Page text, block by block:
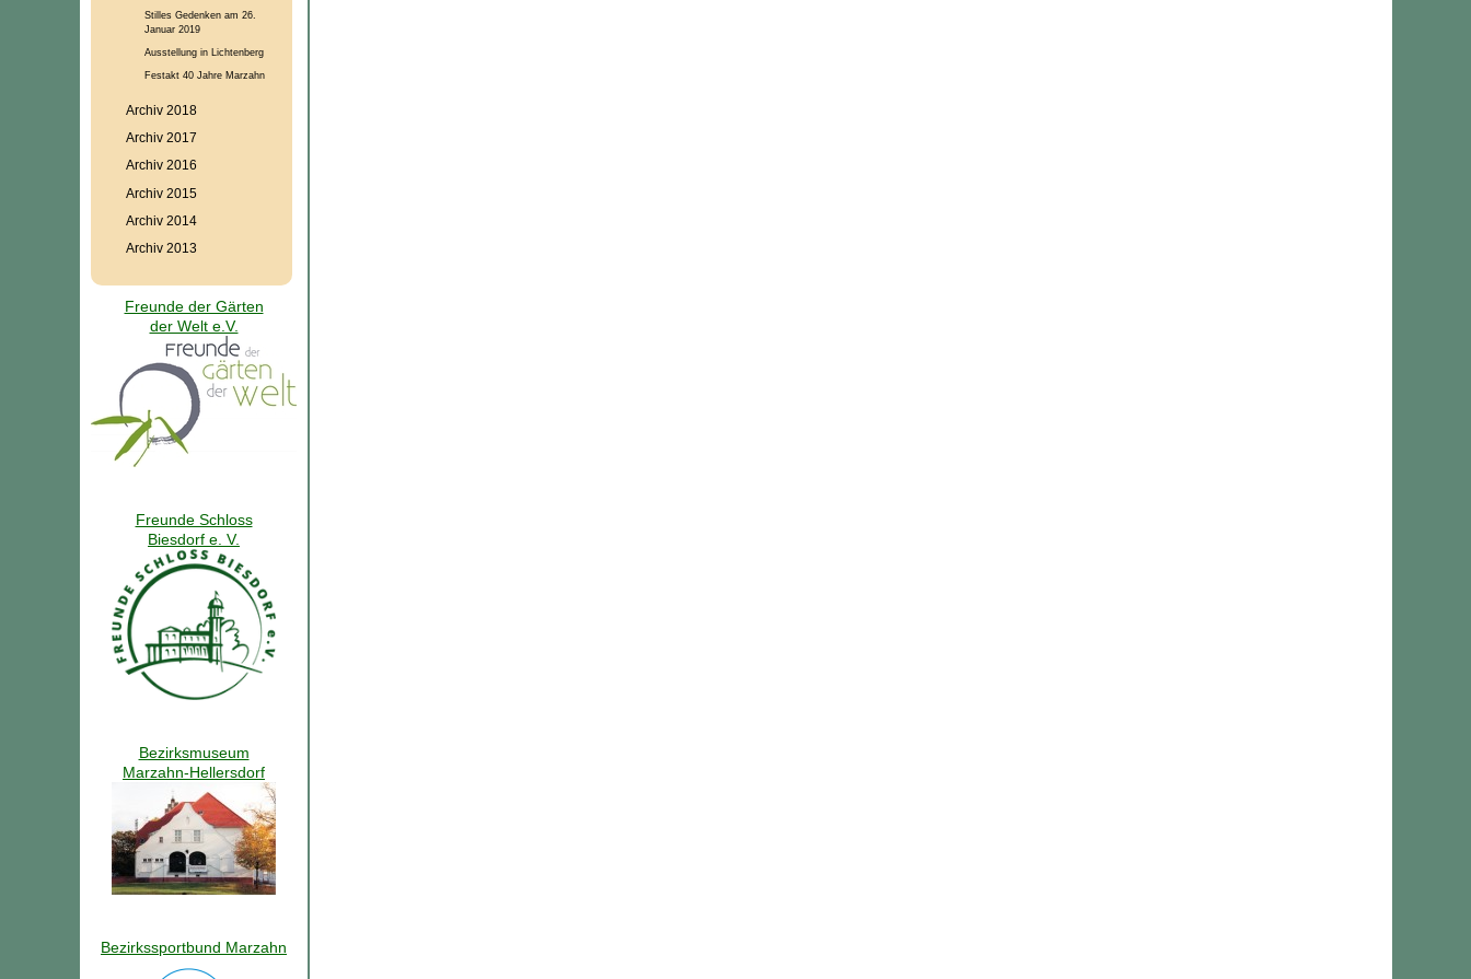
Stilles Gedenken am 26.
Januar 2019
Ausstellung in Lichtenberg
Festakt 40 Jahre Marzahn
Archiv 2018
Archiv 2017
Archiv 2016
Archiv 2015
Archiv 2014
Archiv 2013
Freunde der Gärten
der Welt e.V.
Freunde Schloss
Biesdorf e. V.
Bezirksmuseum
Marzahn-Hellersdorf
Bezirkssportbund Marzahn